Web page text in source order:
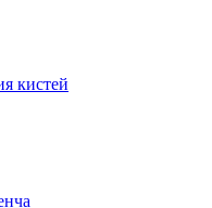
кистей